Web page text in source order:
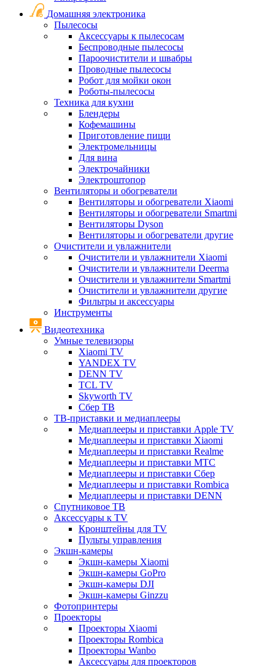
Домашняя электроника
Пылесосы
Аксессуары к пылесосам
Беспроводные пылесосы
Пароочистители и швабры
Проводные пылесосы
Робот для мойки окон
Роботы-пылесосы
Техника для кухни
Блендеры
Кофемашины
Приготовление пищи
Электромельницы
Для вина
Электрочайники
Электроштопор
Вентиляторы и обогреватели
Вентиляторы и обогреватели Xiaomi
Вентиляторы и обогреватели Smartmi
Вентиляторы Dyson
Вентиляторы и обогреватели другие
Очистители и увлажнители
Очистители и увлажнители Xiaomi
Очистители и увлажнители Deerma
Очистители и увлажнители Smartmi
Очистители и увлажнители другие
Фильтры и аксессуары
Инструменты
Видеотехника
Умные телевизоры
Xiaomi TV
YANDEX TV
DENN TV
TCL TV
Skyworth TV
Сбер ТВ
ТВ-приставки и медиаплееры
Медиаплееры и приставки Apple TV
Медиаплееры и приставки Xiaomi
Медиаплееры и приставки Realme
Медиаплееры и приставки МТС
Медиаплееры и приставки Сбер
Медиаплееры и приставки Rombica
Медиаплееры и приставки DENN
Спутниковое ТВ
Аксессуары к TV
Кронштейны для TV
Пульты управления
Экшн-камеры
Экшн-камеры Xiaomi
Экшн-камеры GoPro
Экшн-камеры DJI
Экшн-камеры Ginzzu
Фотопринтеры
Проекторы
Проекторы Xiaomi
Проекторы Rombica
Проекторы Wanbo
Аксессуары для проекторов